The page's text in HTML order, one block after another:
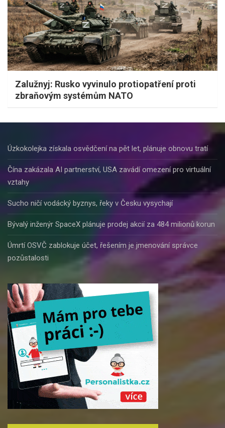
Zalužnyj: Rusko vyvinulo protiopatření proti
zbraňovým systémům NATO
Úzkokolejka získala osvědčení na pět let, plánuje obnovu tratí
Čína zakázala AI partnerství, USA zavádí omezení pro virtuální
vztahy
Sucho ničí vodácký byznys, řeky v Česku vysychají
Bývalý inženýr SpaceX plánuje prodej akcií za 484 milionů korun
Úmrtí OSVČ zablokuje účet, řešením je jmenování správce
pozůstalosti